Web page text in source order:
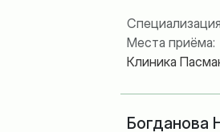
Места приёма:
Клиника
Богданова